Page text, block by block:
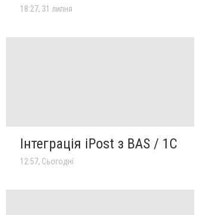
18:27, 31 липня
Інтеграція iPost з BAS / 1C
12:57, Сьогодні